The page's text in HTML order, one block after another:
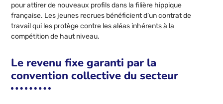
pour attirer de nouveaux profils dans la filière hippique
française. Les jeunes recrues bénéficient d’un contrat de
travail qui les protège contre les aléas inhérents à la
compétition de haut niveau.
Le revenu fixe garanti par la
convention collective du secteur